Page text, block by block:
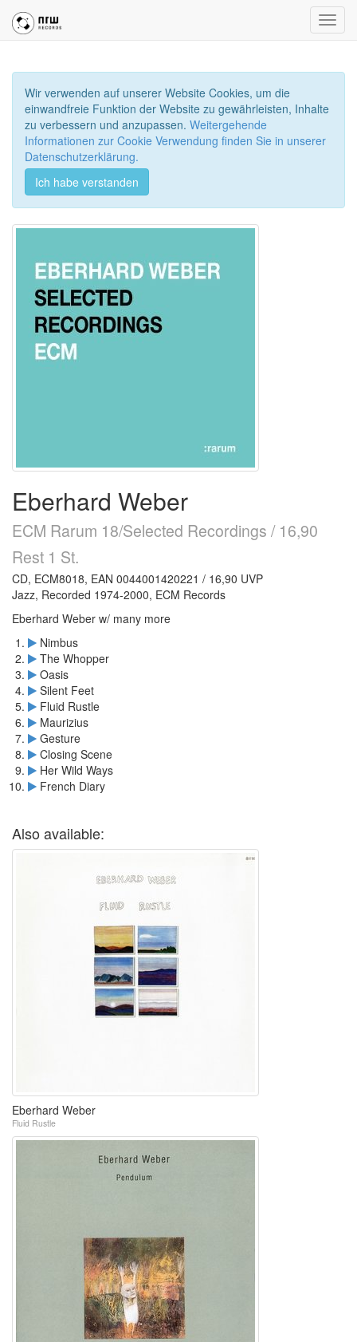
Wir verwenden auf unserer Website Cookies, um die
einwandfreie Funktion der Website zu gewährleisten, Inhalte
zu verbessern und anzupassen. Weitergehende
Informationen zur Cookie Verwendung finden Sie in unserer
Datenschutzerklärung.
Ich habe verstanden
Eberhard Weber
ECM Rarum 18/Selected Recordings / 16,90
Rest 1 St.
CD, ECM8018, EAN 0044001420221 / 16,90 UVP
Jazz, Recorded 1974-2000, ECM Records
Eberhard Weber w/ many more
Nimbus
The Whopper
Oasis
Silent Feet
Fluid Rustle
Maurizius
Gesture
Closing Scene
Her Wild Ways
French Diary
Also available:
Eberhard Weber
Fluid Rustle